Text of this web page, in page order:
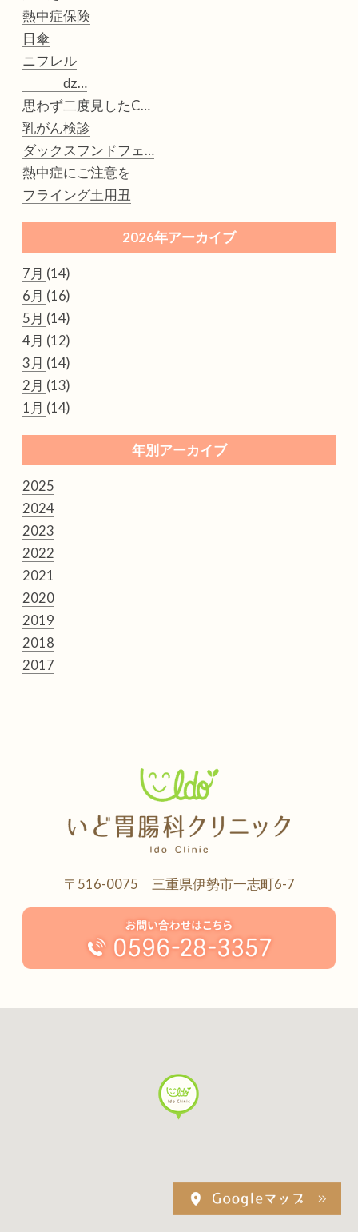
熱中症保険
日傘
ニフレル
ǳ…
思わず二度見したC…
乳がん検診
ダックスフンドフェ…
熱中症にご注意を
フライング土用丑
2026年アーカイブ
7月 (14)
6月 (16)
5月 (14)
4月 (12)
3月 (14)
2月 (13)
1月 (14)
年別アーカイブ
2025
2024
2023
2022
2021
2020
2019
2018
2017
〒516-0075 三重県伊勢市一志町6-7